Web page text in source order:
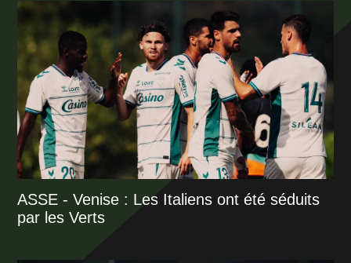
ASSE - Venise : Les Italiens ont été séduits
par les Verts